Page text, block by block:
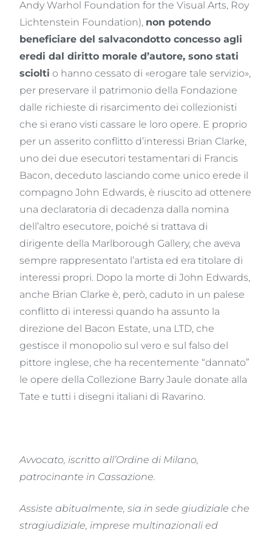
Andy Warhol Foundation for the Visual Arts, Roy
Lichtenstein Foundation), non potendo
beneficiare del salvacondotto concesso agli
eredi dal diritto morale d’autore, sono stati
sciolti o hanno cessato di «erogare tale servizio»,
per preservare il patrimonio della Fondazione
dalle richieste di risarcimento dei collezionisti
che si erano visti cassare le loro opere. E proprio
per un asserito conflitto d’interessi Brian Clarke,
uno dei due esecutori testamentari di Francis
Bacon, deceduto lasciando come unico erede il
compagno John Edwards, è riuscito ad ottenere
una declaratoria di decadenza dalla nomina
dell’altro esecutore, poiché si trattava di
dirigente della Marlborough Gallery, che aveva
sempre rappresentato l’artista ed era titolare di
interessi propri. Dopo la morte di John Edwards,
anche Brian Clarke è, però, caduto in un palese
conflitto di interessi quando ha assunto la
direzione del Bacon Estate, una LTD, che
gestisce il monopolio sul vero e sul falso del
pittore inglese, che ha recentemente “dannato”
le opere della Collezione Barry Jaule donate alla
Tate e tutti i disegni italiani di Ravarino.
Avvocato, iscritto all’Ordine di Milano,
patrocinante in Cassazione.
Assiste abitualmente, sia in sede giudiziale che
stragiudiziale, imprese multinazionali ed